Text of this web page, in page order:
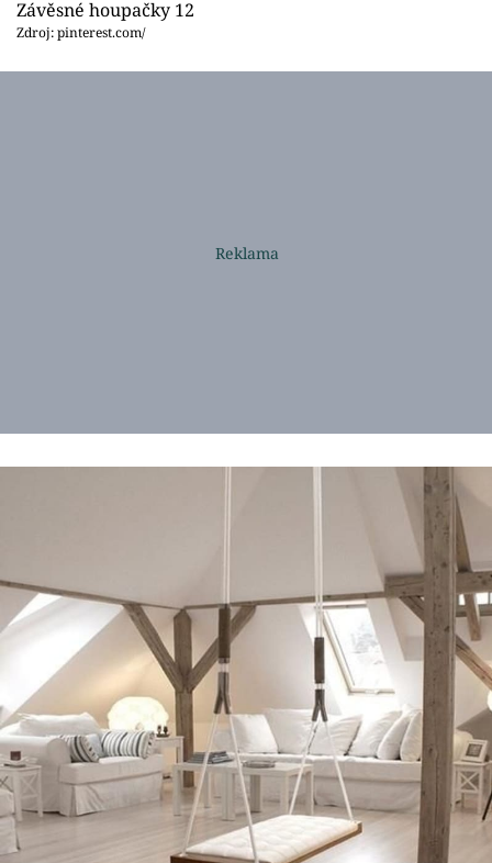
Závěsné houpačky 12
Zdroj: pinterest.com/